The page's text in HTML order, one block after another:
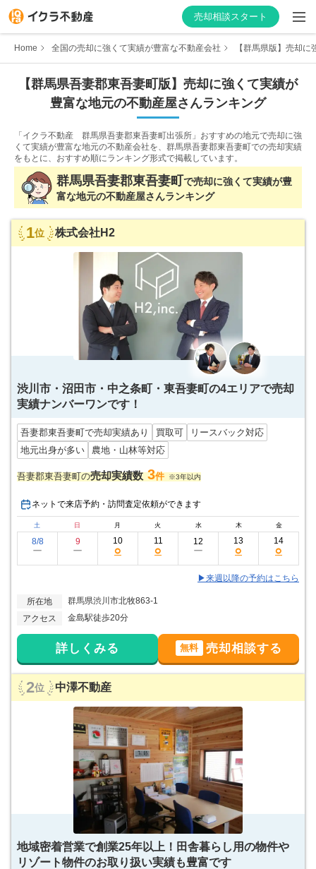
売却相談スタート
はじめての方へ
不動産会社を探す
物件の価格を知る
不動産会社向け情報
Home 全国の売却に強くて実績が豊富な不動産会社 【群馬県版】売却
【群馬県吾妻郡東吾妻町 版】 売却に強くて実績が
豊富な地元の不動産屋さんランキング
「イクラ不動産 群馬県吾妻郡東吾妻町出張所」おすすめの地元で売却に強
くて実績が豊富な地元の不動産会社を、 群馬県吾妻郡東吾妻町での売却実績
をもとに、おすすめ順にランキング形式で掲載しています。
群馬県吾妻郡東吾妻町で売却に強くて実績が豊
富な地元の不動産屋さんランキング
1位 株式会社H2
渋川市・沼田市・中之条町・東吾妻町の4エリアで売却
実績ナンバーワンです！
吾妻郡東吾妻町で売却実績あり 買取可
リースバック対応
地元出身が多い
農地・山林等対応
吾妻郡東吾妻町の売却実績数 3件 ※3年以内
ネットで来店予約・訪問査定依頼ができます
土 日 月 火 水 木 金
8/8
ー
9
ー
10
○
11
○
12
ー
13
○
14
○
▶来週以降の予約はこちら
所在地
群馬県渋川市北牧863-1
アクセス
金島駅徒歩20分
詳しくみる 無料 売却相談する
2位 中澤不動産
地域密着営業で創業25年以上！田舎暮らし用の物件や
リゾート物件のお取り扱い実績も豊富です